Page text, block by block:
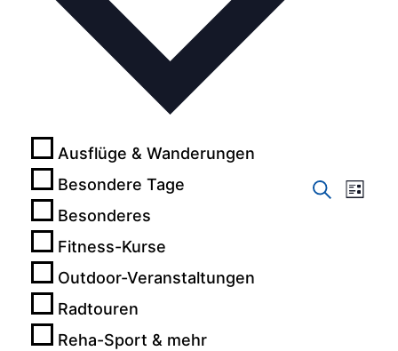
SucheListe
Ausflüge & Wanderungen
Besondere Tage
Besonderes
Fitness-Kurse
Outdoor-Veranstaltungen
Radtouren
Reha-Sport & mehr